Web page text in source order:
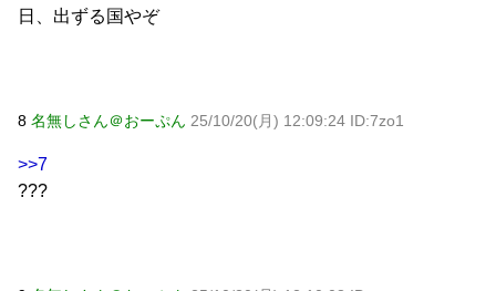
日、出ずる国やぞ
8 名無しさん＠おーぷん 25/10/20(月) 12:09:24 ID:7zo1
>>7
???